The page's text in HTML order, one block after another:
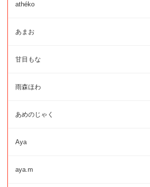
athéko
あまお
甘目もな
雨森ほわ
あめのじゃく
Aya
aya.m